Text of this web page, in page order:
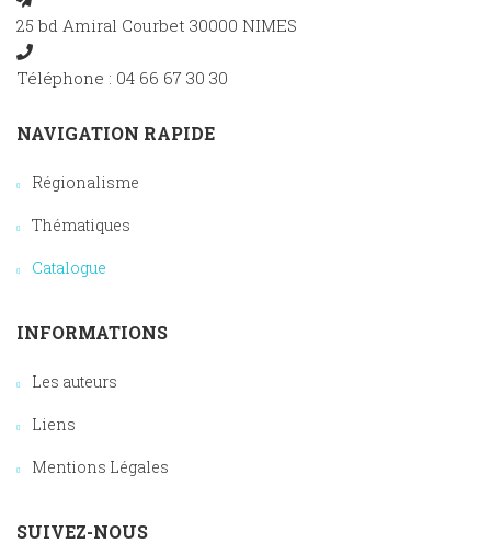
25 bd Amiral Courbet 30000 NIMES
Téléphone : 04 66 67 30 30
NAVIGATION RAPIDE
Régionalisme
Thématiques
Catalogue
INFORMATIONS
Les auteurs
Liens
Mentions Légales
SUIVEZ-NOUS